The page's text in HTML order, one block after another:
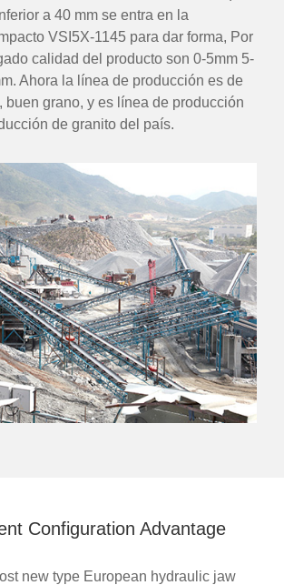
a 40 mm se entra en la
VSI5X-1145 para dar forma, Por
calidad del producto son 0-5mm 5-
Ahora la línea de producción es de
buen grano, y es línea de producción
de granito del país.
Configuration Advantage
new type European hydraulic jaw